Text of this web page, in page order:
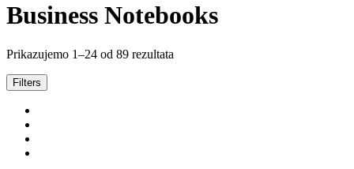
Business Notebooks
Prikazujemo 1–24 od 89 rezultata
Filters